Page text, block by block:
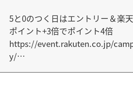
★Amazon・ヤフショ版カレンダ
https://calendar.rakuten.co.jp/
※こちらにもご登録ください
5と0のつく日はエントリー＆楽
ポイント+3倍でポイント4倍
https://event.rakuten.co.jp/
y/